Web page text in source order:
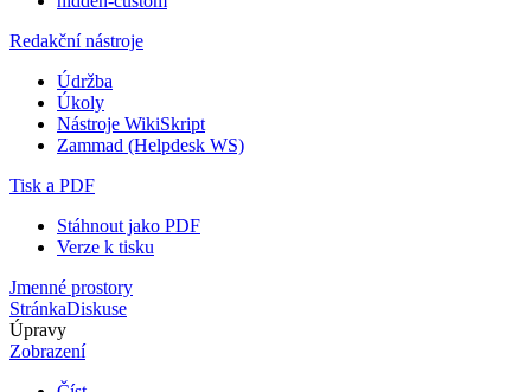
Redakční nástroje
Údržba
Úkoly
Nástroje WikiSkript
Zammad (Helpdesk WS)
Tisk a PDF
Stáhnout jako PDF
Verze k tisku
Jmenné prostory
StránkaDiskuse
Úpravy
Zobrazení